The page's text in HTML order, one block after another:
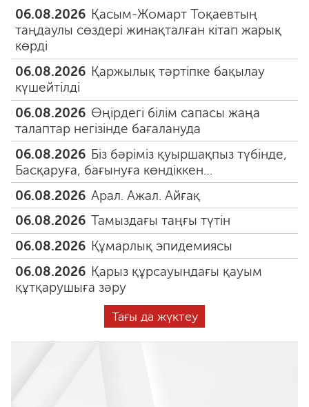
06.08.2026 Қасым-Жомарт Тоқаевтың
таңдаулы сөздері жинақталған кітап жарық
көрді
06.08.2026 Қаржылық тәртіпке бақылау
күшейтілді
06.08.2026 Өңірдегі білім сапасы жаңа
талаптар негізінде бағалануда
06.08.2026 Біз бәріміз қуыршақпыз түбінде,
Басқаруға, бағынуға көндіккен…
06.08.2026 Арал. Ажал. Айғақ
06.08.2026 Тамыздағы таңғы түтін
06.08.2026 Құмарлық эпидемиясы
06.08.2026 Қарыз құрсауындағы қауым
құтқарушыға зәру
Тағы да жүктеу